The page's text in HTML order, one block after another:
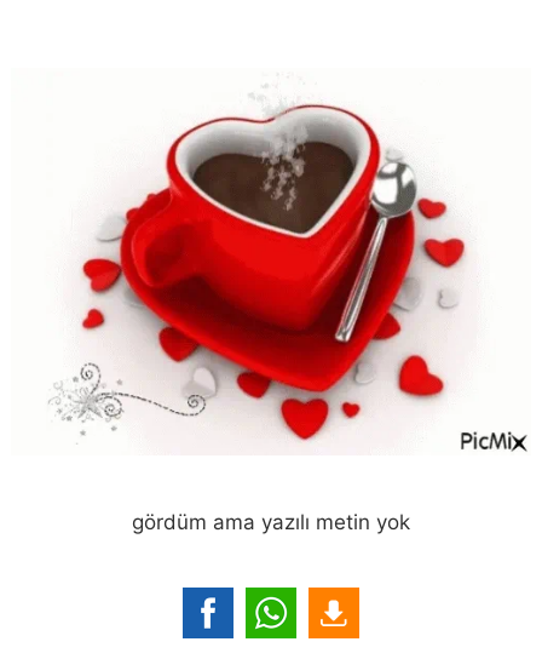
gördüm ama yazılı metin yok